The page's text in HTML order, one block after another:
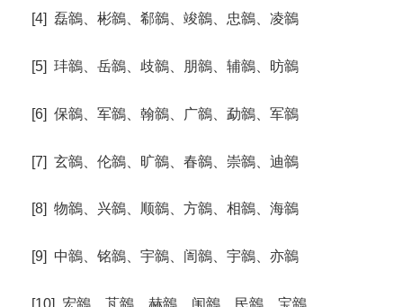
[4] 磊鶙、彬鶙、郗鶙、竣鶙、忠鶙、凌鶙
[5] 玤鶙、岳鶙、歧鶙、朋鶙、辅鶙、昉鶙
[6] 保鶙、军鶙、翰鶙、广鶙、勐鶙、军鶙
[7] 玄鶙、伦鶙、旷鶙、春鶙、崇鶙、迪鶙
[8] 物鶙、兴鶙、顺鶙、方鶙、相鶙、海鶙
[9] 中鶙、铭鶙、宇鶙、訚鶙、宇鶙、亦鶙
[10] 宏鶙、芃鶙、赫鶙、闱鶙、民鶙、宝鶙